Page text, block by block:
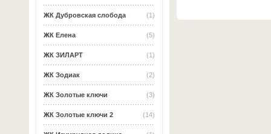
(1)
ЖК Дубровская слобода
(5)
ЖК Елена
(1)
ЖК ЗИЛАРТ
(2)
ЖК Зодиак
(3)
ЖК Золотые ключи
(14)
ЖК Золотые ключи 2